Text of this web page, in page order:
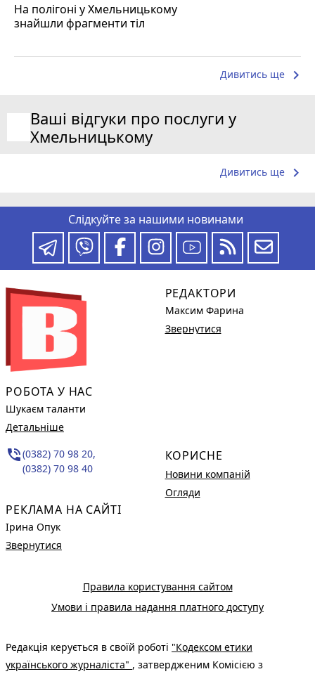
На полігоні у Хмельницькому
знайшли фрагменти тіл
Дивитись ще keyboard_arrow_right
Ваші відгуки про послуги у
Хмельницькому
Дивитись ще keyboard_arrow_right
Слідкуйте за нашими новинами
РОБОТА У НАС
Шукаєм таланти
Детальніше
phone_in_talk(0382) 70 98 20,
(0382) 70 98 40
РЕКЛАМА НА САЙТІ
Ірина Опук
Звернутися
РЕДАКТОРИ
Максим Фарина
Звернутися
КОРИСНЕ
Новини компаній
Огляди
Правила користування сайтом
Умови і правила надання платного доступу
Редакція керується в своїй роботі "Кодексом етики
українського журналіста" , затвердженим Комісією з